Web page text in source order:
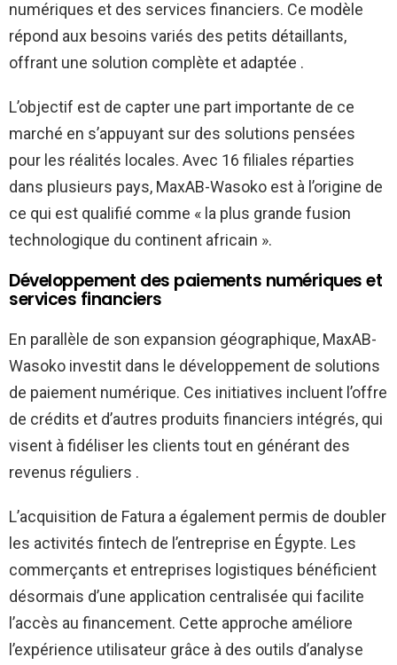
numériques et des services financiers. Ce modèle
répond aux besoins variés des petits détaillants,
offrant une solution complète et adaptée .
L’objectif est de capter une part importante de ce
marché en s’appuyant sur des solutions pensées
pour les réalités locales. Avec 16 filiales réparties
dans plusieurs pays, MaxAB-Wasoko est à l’origine de
ce qui est qualifié comme « la plus grande fusion
technologique du continent africain ».
Développement des paiements numériques et
services financiers
En parallèle de son expansion géographique, MaxAB-
Wasoko investit dans le développement de solutions
de paiement numérique. Ces initiatives incluent l’offre
de crédits et d’autres produits financiers intégrés, qui
visent à fidéliser les clients tout en générant des
revenus réguliers .
L’acquisition de Fatura a également permis de doubler
les activités fintech de l’entreprise en Égypte. Les
commerçants et entreprises logistiques bénéficient
désormais d’une application centralisée qui facilite
l’accès au financement. Cette approche améliore
l’expérience utilisateur grâce à des outils d’analyse